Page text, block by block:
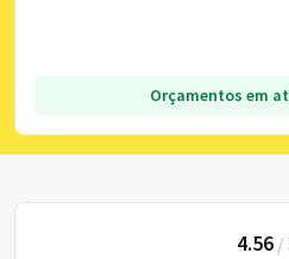
Orçamentos em
4.56/